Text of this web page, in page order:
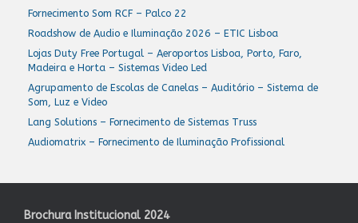
Fornecimento Som RCF – Palco 22
Roadshow de Audio e Iluminação 2026 – ETIC Lisboa
Lojas Duty Free Portugal – Aeroportos Lisboa, Porto, Faro,
Madeira e Horta – Sistemas Video Led
Agrupamento de Escolas de Canelas – Auditório – Sistema de
Som, Luz e Video
Lang Solutions – Fornecimento de Sistemas Truss
Audiomatrix – Fornecimento de Iluminação Profissional
Brochura Institucional 2024